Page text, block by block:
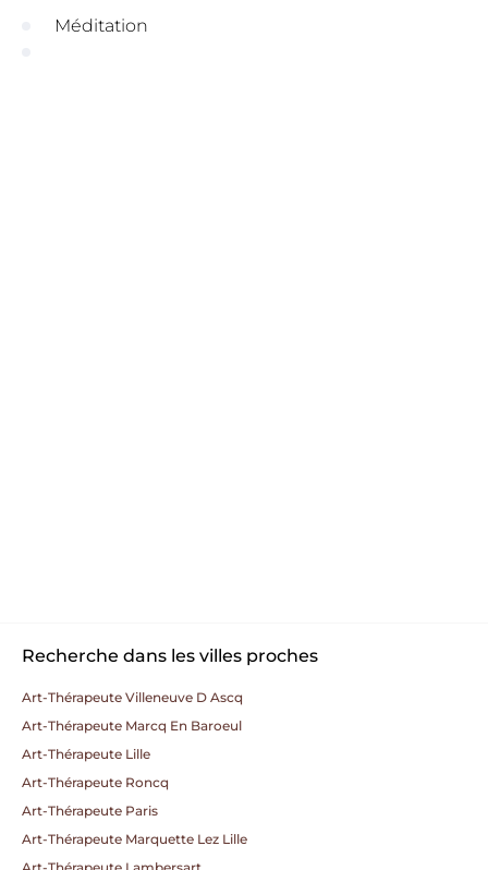
Méditation
Recherche dans les villes proches
Art-Thérapeute Villeneuve D Ascq
Art-Thérapeute Marcq En Baroeul
Art-Thérapeute Lille
Art-Thérapeute Roncq
Art-Thérapeute Paris
Art-Thérapeute Marquette Lez Lille